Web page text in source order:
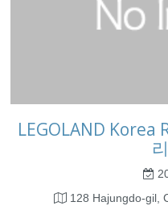
LEGOLAND Korea
128 Hajungdo-gil,